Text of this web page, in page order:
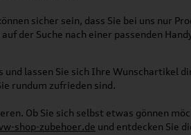
sicher sein, dass Sie bei uns nur
der Suche nach einer passenden
lassen Sie sich Ihre Wunschartikel
rundum zufrieden sind.
Ob Sie sich selbst etwas gönnen
shop-zubehoer.de und entdecken Sie